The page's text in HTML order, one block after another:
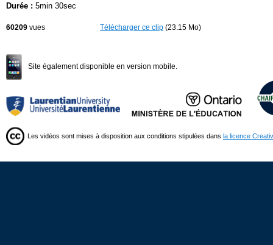
Durée : 5min 30sec
60209 vues Télécharger ce clip (23.15 Mo)
Site également disponible en version mobile.
Les vidéos sont mises à disposition aux conditions stipulées dans la licence